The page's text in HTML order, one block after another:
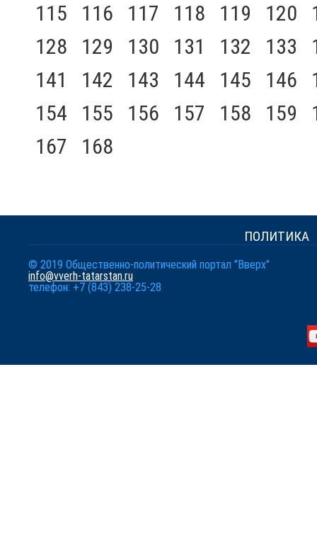
115
116 117 118 119 120
128
129 130 131 132 133
141
142 143 144 145 146
154
155 156 157 158 159
167
168
ПОЛИТИКА
© 2019 Общественно-политический портал "Вверх"
info@vverh-tatarstan.ru
телефон: +7 (843) 238-25-28